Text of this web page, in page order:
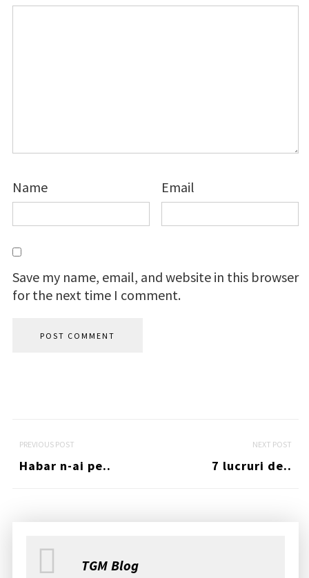
Name Email
Save my name, email, and website in this browser
for the next time I comment.
o
s
t
PREVIOUS POST
Habar n-ai pe..
NEXT POST
7 lucruri de..
TGM Blog